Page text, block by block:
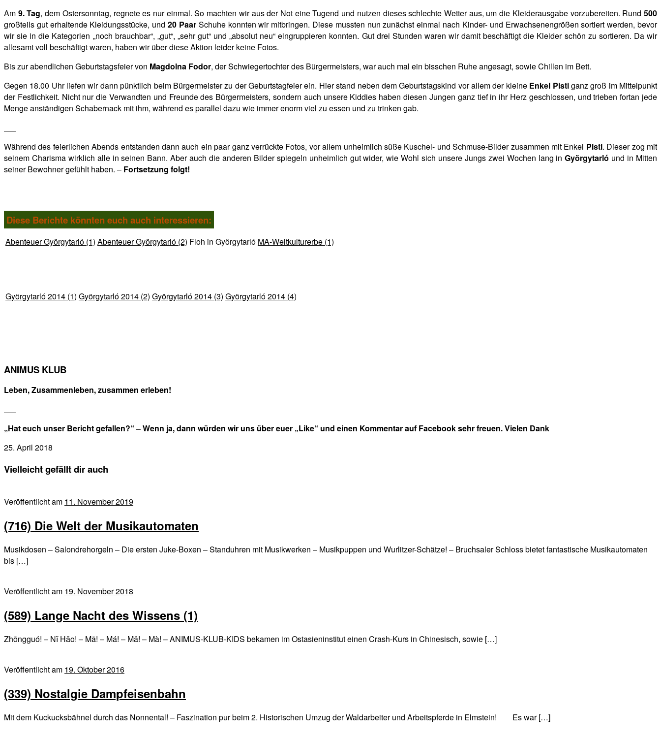
Am 9. Tag, dem Ostersonntag, regnete es nur einmal. So machten wir aus der Not eine Tugend und nutzen dieses schlechte Wetter aus, um die Kleiderausgabe vorzubereiten. Rund500
großteils gut erhaltende Kleidungsstücke, und20 PaarSchuhe konnten wir mitbringen. Diese mussten nunzunächst einmal nach Kinder- und Erwachsenengrößen sortiert werden, bevor
wir sie in die Kategorien „noch brauchbar“, „gut“, „sehr gut“ und „absolut neu“ eingruppieren konnten. Gut drei Stunden waren wir damit beschäftigt die Kleider schön zu sortieren. Da wir
allesamt voll beschäftigt waren, haben wir über diese Aktion leider keine Fotos.
Bis zur abendlichen Geburtstagsfeier von Magdolna Fodor, der Schwiegertochter des Bürgermeisters, war auch mal ein bisschen Ruhe angesagt, sowie Chillen im Bett.
Gegen 18.00 Uhr liefen wir dann pünktlich beim Bürgermeister zu der Geburtstagfeier ein. Hier stand neben dem Geburtstagskind vor allem der kleine Enkel Pistiganz groß im Mittelpunkt
der Festlichkeit. Nicht nur die Verwandten und Freunde des Bürgermeisters, sondern auch unsere Kiddies haben diesen Jungen ganz tief in ihr Herz geschlossen, und trieben fortan jede
Menge anständigen Schabernack mit ihm, während es parallel dazu wie immer enorm viel zu essen und zu trinken gab.
Während des feierlichen Abends entstanden dann auch ein paar ganz verrückte Fotos, vor allem unheimlich süße Kuschel- und Schmuse-Bilder zusammen mit Enkel Pisti. Dieser zog mit
seinem Charisma wirklich alle in seinen Bann. Aber auch die anderen Bilder spiegeln unheimlich gut wider, wie Wohl sich unsere Jungs zwei Wochen lang inGyörgytarló und in Mitten
seiner Bewohner gefühlt haben. – Fortsetzung folgt!
Diese Berichte könnten euch auch interessieren:
Abenteuer Györgytarló (1) Abenteuer Györgytarló (2) Floh in Györgytarló MA-Weltkulturerbe (1)
Györgytarló 2014 (1) Györgytarló 2014 (2) Györgytarló 2014 (3) Györgytarló 2014 (4)
ANIMUS KLUB
Leben, Zusammenleben, zusammen erleben!
„Hat euch unser Bericht gefallen?“ – Wenn ja, dann würden wir uns über euer „Like“ und einen Kommentar auf Facebook sehr freuen. Vielen Dank
25. April 2018
Vielleicht gefällt dir auch
Veröffentlicht am 11. November 2019
(716) Die Welt der Musikautomaten
Musikdosen – Salondrehorgeln – Die ersten Juke-Boxen – Standuhren mit Musikwerken – Musikpuppen und Wurlitzer-Schätze! – Bruchsaler Schloss bietet fantastische Musikautomaten
bis […]
Veröffentlicht am 19. November 2018
(589) Lange Nacht des Wissens (1)
Zhōngguó! – Nĭ Hăo! – Mā! – Má! – Mă! – Mà! – ANIMUS-KLUB-KIDS bekamen im Ostasieninstitut einen Crash-Kurs in Chinesisch, sowie […]
Veröffentlicht am 19. Oktober 2016
(339) Nostalgie Dampfeisenbahn
Mit dem Kuckucksbähnel durch das Nonnental! – Faszination pur beim 2. Historischen Umzug der Waldarbeiter und Arbeitspferde in Elmstein! Es war […]